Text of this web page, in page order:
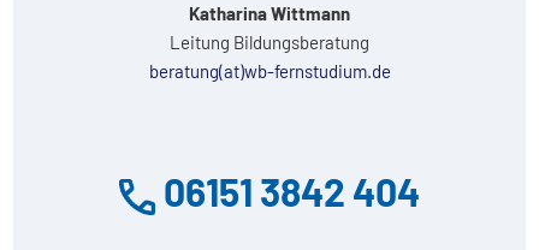
Katharina Wittmann
Leitung Bildungsberatung
beratung(at)wb-fernstudium.de
06151 3842 404